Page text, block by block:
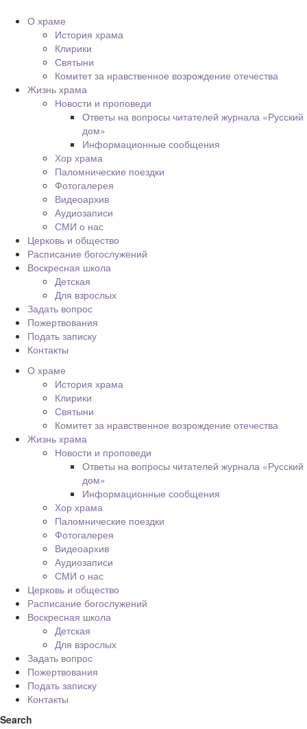
О храме
История храма
Клирики
Святыни
Комитет за нравственное возрождение отечества
Жизнь храма
Новости и проповеди
Ответы на вопросы читателей журнала «Русский
дом»
Информационные сообщения
Хор храма
Паломнические поездки
Фотогалерея
Видеоархив
Аудиозаписи
СМИ о нас
Церковь и общество
Расписание богослужений
Воскресная школа
Детская
Для взрослых
Задать вопрос
Пожертвования
Подать записку
Контакты
О храме
История храма
Клирики
Святыни
Комитет за нравственное возрождение отечества
Жизнь храма
Новости и проповеди
Ответы на вопросы читателей журнала «Русский
дом»
Информационные сообщения
Хор храма
Паломнические поездки
Фотогалерея
Видеоархив
Аудиозаписи
СМИ о нас
Церковь и общество
Расписание богослужений
Воскресная школа
Детская
Для взрослых
Задать вопрос
Пожертвования
Подать записку
Контакты
Search